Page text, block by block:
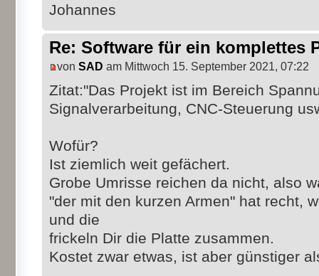
Johannes
Re: Software für ein komplettes
von SAD am Mittwoch 15. September 2021, 07:22
Zitat:"Das Projekt ist im Bereich
Signalverarbeitung, CNC-Steuerung
Wofür?
Ist ziemlich weit gefächert.
Grobe Umrisse reichen da nicht, also
"der mit den kurzen Armen" hat recht,
und die
frickeln Dir die Platte zusammen.
Kostet zwar etwas, ist aber günstiger